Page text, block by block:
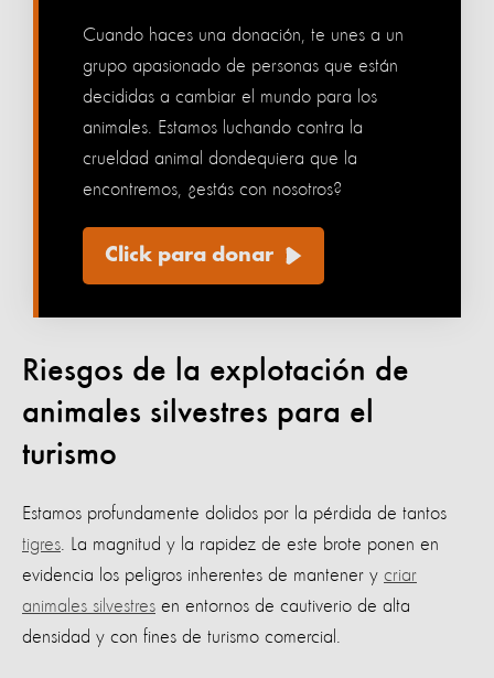
Cuando haces una donación, te unes a un
grupo apasionado de personas que están
decididas a cambiar el mundo para los
animales. Estamos luchando contra la
crueldad animal dondequiera que la
encontremos, ¿estás con nosotros?
Click para donar
Riesgos de la explotación de
animales silvestres para el
turismo
Estamos profundamente dolidos por la pérdida de tantos
tigres. La magnitud y la rapidez de este brote ponen en
evidencia los peligros inherentes de mantener y criar
animales silvestres en entornos de cautiverio de alta
densidad y con fines de turismo comercial.